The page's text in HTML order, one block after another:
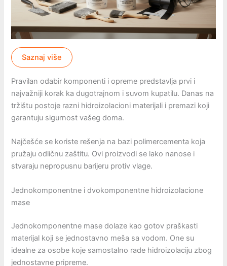
Saznaj više
Pravilan odabir komponenti i opreme predstavlja prvi i
najvažniji korak ka dugotrajnom i suvom kupatilu. Danas na
tržištu postoje razni hidroizolacioni materijali i premazi koji
garantuju sigurnost vašeg doma.
Najčešće se koriste rešenja na bazi polimercementa koja
pružaju odličnu zaštitu. Ovi proizvodi se lako nanose i
stvaraju nepropusnu barijeru protiv vlage.
Jednokomponentne i dvokomponentne hidroizolacione
mase
Jednokomponentne mase dolaze kao gotov praškasti
materijal koji se jednostavno meša sa vodom. One su
idealne za osobe koje samostalno rade hidroizolaciju zbog
jednostavne pripreme.